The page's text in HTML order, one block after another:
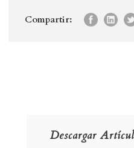
Compartir:
Descargar